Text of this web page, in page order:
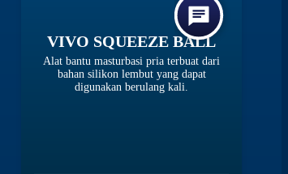
VIVO SQUEEZE BALL
Alat bantu masturbasi pria terbuat dari
bahan silikon lembut yang dapat
digunakan berulang kali.